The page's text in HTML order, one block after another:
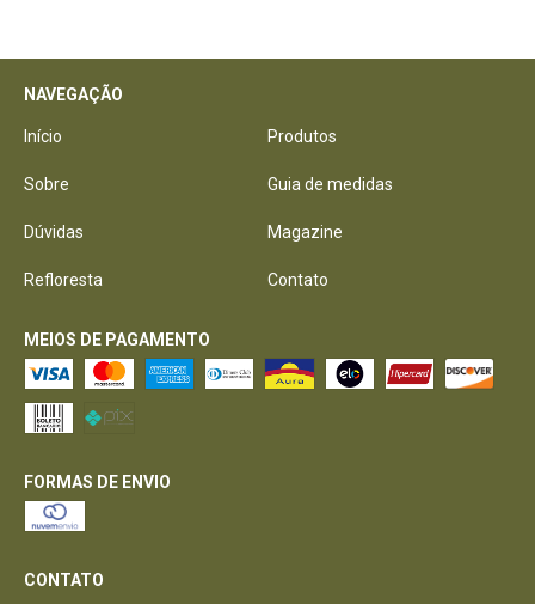
NAVEGAÇÃO
Início Produtos
Sobre Guia de medidas
Dúvidas Magazine
Refloresta Contato
MEIOS DE PAGAMENTO
FORMAS DE ENVIO
CONTATO